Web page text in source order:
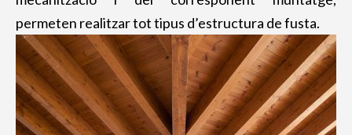
Revestiment de fusta
Paviment de fusta
PONTS I PASSAREL·LES
Pont de fusta
permeten realitzar tot tipus d’estructura de fusta.